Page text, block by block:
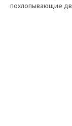
похлопывающие